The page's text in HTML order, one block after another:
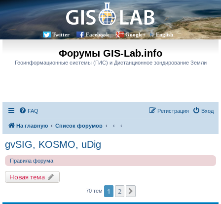
Twitter Facebook Google+ English
Форумы GIS-Lab.info
Геоинформационные системы (ГИС) и Дистанционное зондирование Земли
FAQ Вход
Регистрация
На главную Список форумов
gvSIG, KOSMO, uDig
Правила форума
Новая тема
70 тем 1 2